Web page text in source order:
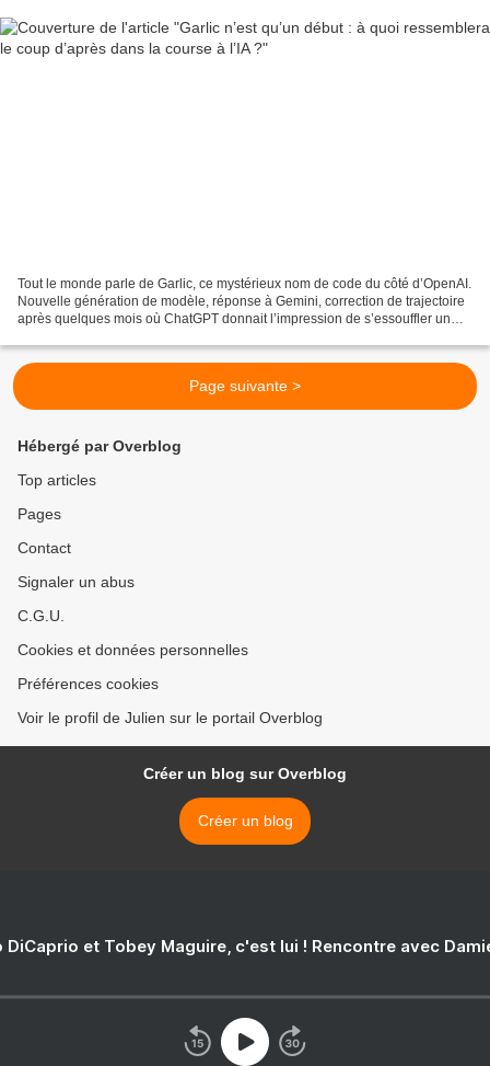
Tout le monde parle de Garlic, ce mystérieux nom de code du côté d’OpenAI.
Nouvelle génération de modèle, réponse à Gemini, correction de trajectoire
après quelques mois où ChatGPT donnait l’impression de s’essouffler un
Page suivante >
Hébergé par Overblog
Top articles
Pages
Contact
Signaler un abus
C.G.U.
Cookies et données personnelles
Préférences cookies
Voir le profil de Julien sur le portail Overblog
Créer un blog sur Overblog
Créer un blog
DiCaprio et Tobey Maguire, c'est lui ! Rencontre avec